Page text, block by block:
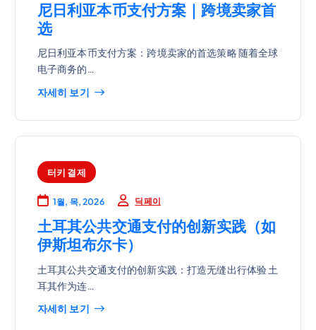
尼日利亚本币支付方案｜跨境卖家首
选
尼日利亚本币支付方案：跨境卖家的首选策略 随着全球
电子商务的…
자세히 보기
터키 결제
1월, 목, 2026 딕페이
土耳其公共交通支付的创新实践（如
伊斯坦布尔卡）
土耳其公共交通支付的创新实践：打造无缝出行体验 土
耳其作为连…
자세히 보기